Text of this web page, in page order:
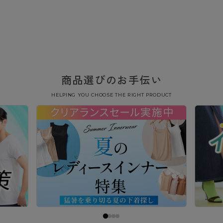
商品選びのお手伝い
HELPING YOU CHOOSE THE RIGHT PRODUCT